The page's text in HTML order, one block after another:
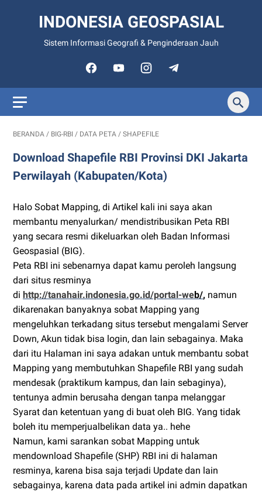
INDONESIA GEOSPASIAL
Sistem Informasi Geografi & Penginderaan Jauh
BERANDA / BIG-RBI / DATA PETA / SHAPEFILE
Download Shapefile RBI Provinsi DKI Jakarta
Perwilayah (Kabupaten/Kota)
Halo Sobat Mapping, di Artikel kali ini saya akan
membantu menyalurkan/ mendistribusikan Peta RBI
yang secara resmi dikeluarkan oleh Badan Informasi
Geospasial (BIG).
Peta RBI ini sebenarnya dapat kamu peroleh langsung
dari situs resminya
di http://tanahair.indonesia.go.id/portal-web/, namun
dikarenakan banyaknya sobat Mapping yang
mengeluhkan terkadang situs tersebut mengalami Server
Down, Akun tidak bisa login, dan lain sebagainya. Maka
dari itu Halaman ini saya adakan untuk membantu sobat
Mapping yang membutuhkan Shapefile RBI yang sudah
mendesak (praktikum kampus, dan lain sebaginya),
tentunya admin berusaha dengan tanpa melanggar
Syarat dan ketentuan yang di buat oleh BIG. Yang tidak
boleh itu memperjualbelikan data ya.. hehe
Namun, kami sarankan sobat Mapping untuk
mendownload Shapefile (SHP) RBI ini di halaman
resminya, karena bisa saja terjadi Update dan lain
sebagainya, karena data pada artikel ini admin dapatkan